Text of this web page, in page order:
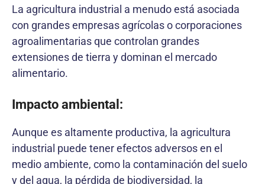
La agricultura industrial a menudo está asociada
con grandes empresas agrícolas o corporaciones
agroalimentarias que controlan grandes
extensiones de tierra y dominan el mercado
alimentario.
Impacto ambiental:
Aunque es altamente productiva, la agricultura
industrial puede tener efectos adversos en el
medio ambiente, como la contaminación del suelo
y del agua, la pérdida de biodiversidad, la